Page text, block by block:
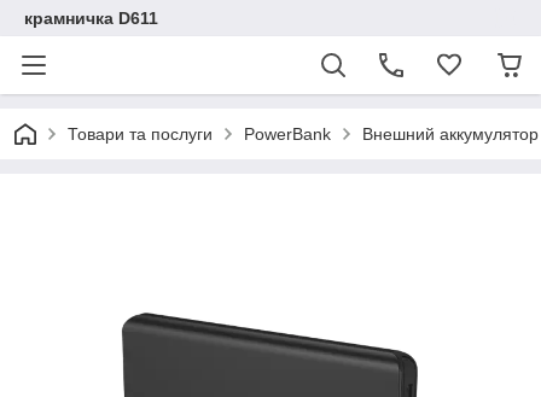
крамничка D611
Товари та послуги PowerBank Внешний